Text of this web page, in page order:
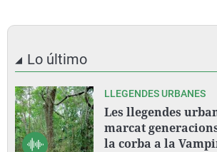
Lo último
LLEGENDES URBANES
Les llegendes
marcat
la corba a la